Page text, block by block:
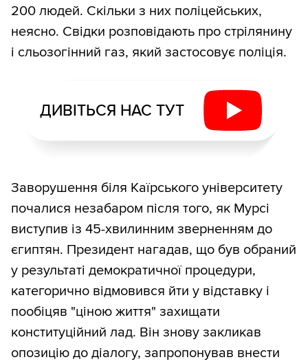
200 людей. Скільки з них поліцейських,
неясно. Свідки розповідають про стрілянину
і сльозогінний газ, який застосовує поліція.
ДИВІТЬСЯ НАС ТУТ
Заворушення біля Каїрського університету
почалися незабаром після того, як Мурсі
виступив із 45-хвилинним зверненням до
єгиптян. Президент нагадав, що був обраний
у результаті демократичної процедури,
категорично відмовився йти у відставку і
пообіцяв "ціною життя" захищати
конституційний лад. Він знову закликав
опозицію до діалогу, запропонував внести